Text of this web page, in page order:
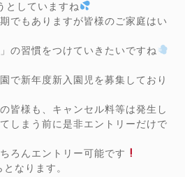
としていますね
でもありますが皆様のご家庭はい
の習慣をつけていきたいですね
で新年度新入園児を募集しており
皆様も、キャンセル料等は発生し
しまう前に是非エントリーだけで
ろんエントリー可能です
なります。